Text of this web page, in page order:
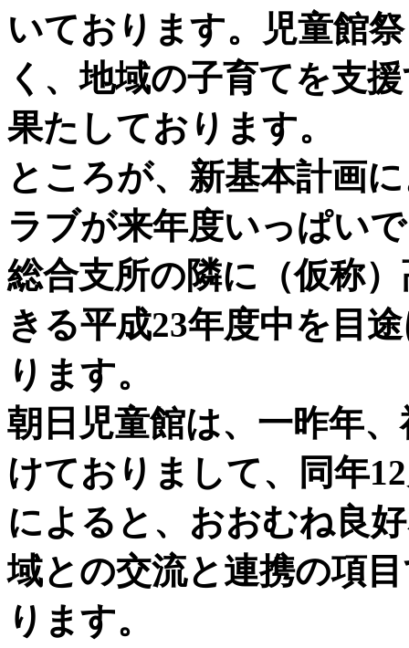
いております。児童館
く、地域の子育てを支
果たしております。
ところが、新基本計画
ラブが来年度いっぱい
総合支所の隣に（仮称
きる平成23年度中を目
ります。
朝日児童館は、一昨年
けておりまして、同年
によると、おおむね良
域との交流と連携の項
ります。